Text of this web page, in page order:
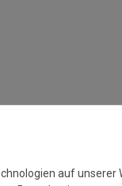
auf unserer